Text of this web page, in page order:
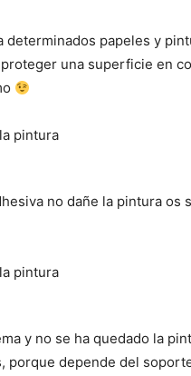
papeles y
una superficie en
no dañe la pintura os
y no se ha quedado la
porque depende del